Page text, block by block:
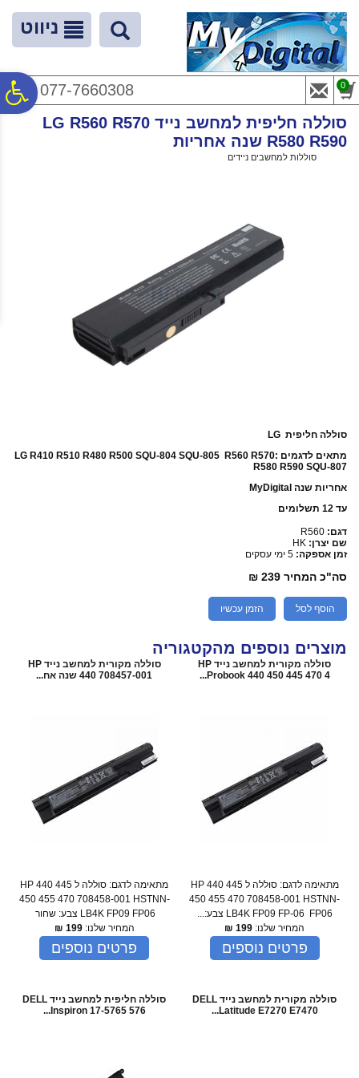
נגישות
המרכזי
ניווט
077-7660308 0
סוללה חליפית למחשב נייד LG R560 R570
R580 R590 שנה אחריות
סוללות למחשבים ניידים
סוללה חליפית LG
מתאים לדגמים :LG R410 R510 R480 R500 SQU-804 SQU-805 R560 R570
R580 R590 SQU-807
אחריות שנה MyDigital
עד 12 תשלומים
דגם: R560
שם יצרן: HK
זמן אספקה: 5 ימי עסקים
סה"כ המחיר 239 ₪
הוסף לסל הזמן עכשיו
מוצרים נוספים מהקטגוריה
סוללה מקורית למחשב נייד HP
Probook 440 450 445 470 4...
מתאימה לדגם: סוללה ל HP 440 445
450 455 470 708458-001 HSTNN-
LB4K FP09 FP-06 FP06 צבע:...
המחיר שלנו: 199
₪
פרטים נוספים
סוללה מקורית למחשב נייד HP
440 708457-001 שנה אח...
מתאימה לדגם: סוללה ל HP 440 445
450 455 470 708458-001 HSTNN-
LB4K FP09 FP06 צבע: שחור
המחיר שלנו:199
₪
פרטים נוספים
סוללה מקורית למחשב נייד DELL
Latitude E7270 E7470...
סוללה חליפית למחשב נייד DELL
Inspiron 17-5765 576...